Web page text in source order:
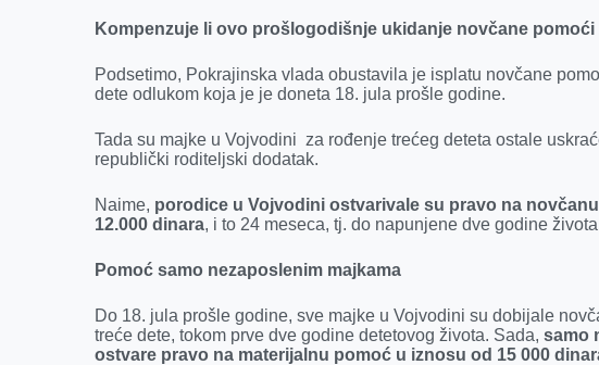
Kompenzuje li ovo prošlogodišnje ukidanje novčane pomoći
Podsetimo, Pokrajinska vlada obustavila je isplatu novčane
dete odlukom koja je je doneta 18. jula prošle godine.
Tada su majke u Vojvodini za rođenje trećeg deteta ostale
republički roditeljski dodatak.
Naime, porodice u Vojvodini ostvarivale su pravo na
12.000 dinara, i to 24 meseca, tj. do napunjene dve godine
Pomoć samo nezaposlenim majkama
Do 18. jula prošle godine, sve majke u Vojvodini su dobijale
treće dete, tokom prve dve godine detetovog života. Sada,samo
ostvare pravo na materijalnu pomoć u iznosu od 15 000